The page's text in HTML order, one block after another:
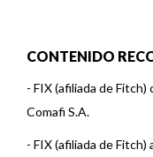
CONTENIDO
- FIX (afiliada de Fitch)
Comafi S.A.
- FIX (afiliada de Fitch)